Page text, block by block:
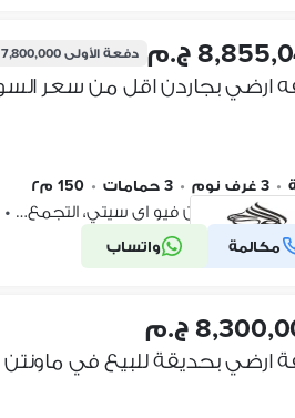
ج.م دفعة الأولى7,800,000 ج.م
• 3 غرف نوم • 3 حمامات • 150 م٢
كومباوند ماونتن فيو اى سيتي، التجمع… •
مكالمة واتساب شركة موثقة
ج.م